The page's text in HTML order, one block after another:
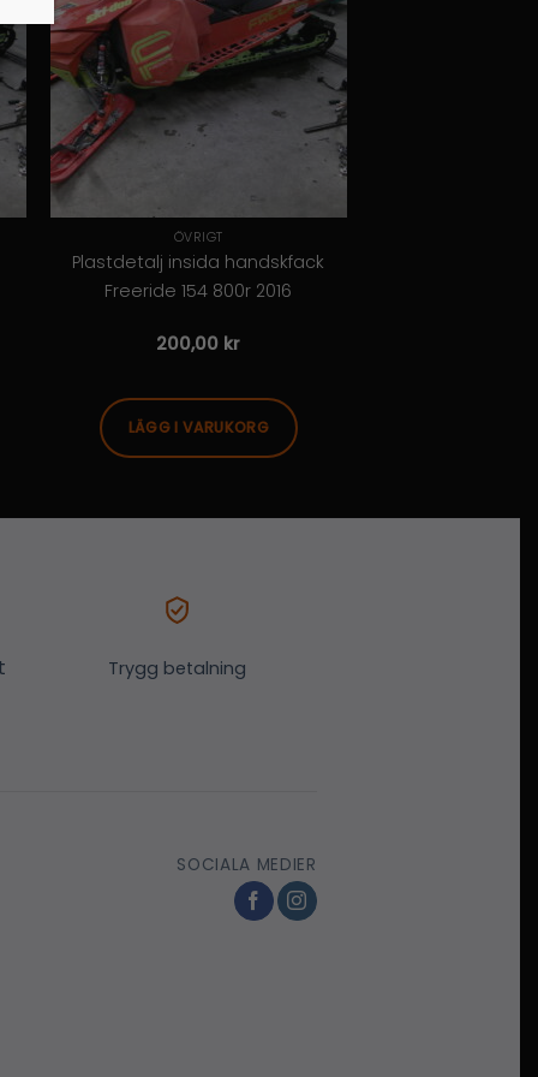
ÖVRIGT
Plastdetalj insida handskfack
Freeride 154 800r 2016
200,00 kr
LÄGG I VARUKORG
Trygg betalning
SOCIALA MEDIER